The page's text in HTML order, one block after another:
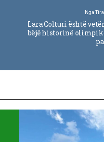
Nga
Lara Colturi është
bëjë historinë